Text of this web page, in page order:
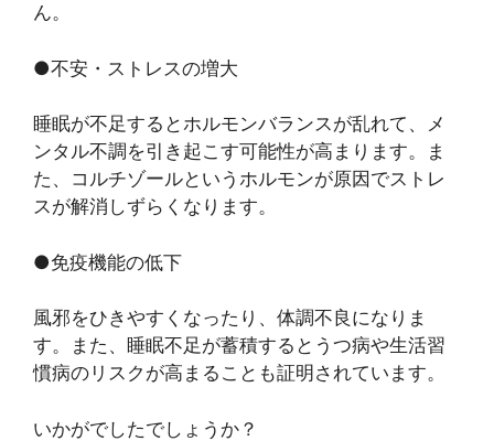
ん。
●不安・ストレスの増大
睡眠が不足するとホルモンバランスが乱れて、メ
ンタル不調を引き起こす可能性が高まります。ま
た、コルチゾールというホルモンが原因でストレ
スが解消しずらくなります。
●免疫機能の低下
風邪をひきやすくなったり、体調不良になりま
す。また、睡眠不足が蓄積するとうつ病や生活習
慣病のリスクが高まることも証明されています。
いかがでしたでしょうか？